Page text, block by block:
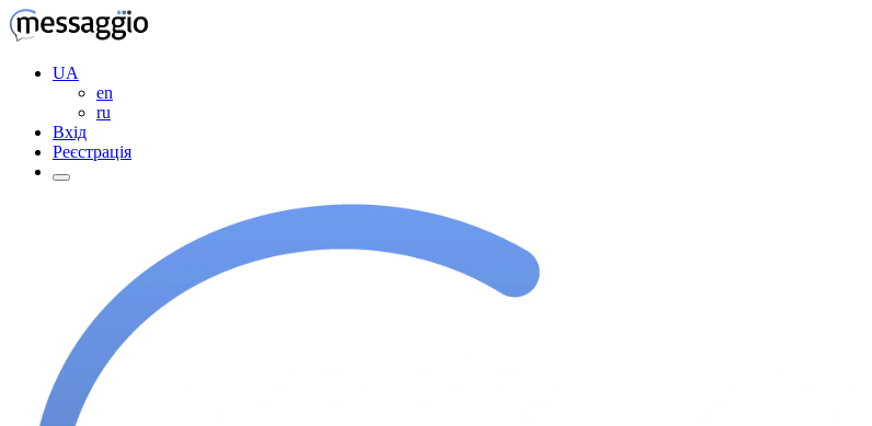
UA
en
ru
Вхід
Реєстрація